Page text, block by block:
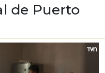
de Puerto